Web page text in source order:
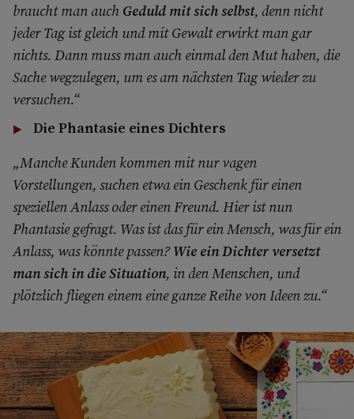
braucht man auch Geduld mit sich selbst, denn nicht
jeder Tag ist gleich und mit Gewalt erwirkt man gar
nichts. Dann muss man auch einmal den Mut haben, die
Sache wegzulegen, um es am nächsten Tag wieder zu
versuchen.“
Die Phantasie eines Dichters
„Manche Kunden kommen mit nur vagen
Vorstellungen, suchen etwa ein Geschenk für einen
speziellen Anlass oder einen Freund. Hier ist nun
Phantasie gefragt. Was ist das für ein Mensch, was für ein
Anlass, was könnte passen?Wie ein Dichter versetzt
man sich in die Situation, in den Menschen, und
plötzlich fliegen einem eine ganze Reihe von Ideen zu.“